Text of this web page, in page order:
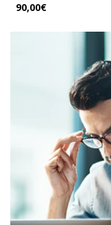
90,00€